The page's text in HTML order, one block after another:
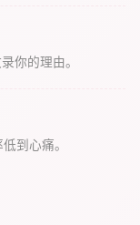
你的理由。
到心痛。